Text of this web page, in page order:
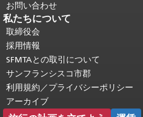
お問い合わせ
私たちについて
取締役会
採用情報
SFMTAとの取引について
サンフランシスコ市郡
利用規約／プライバシーポリシー
アーカイブ